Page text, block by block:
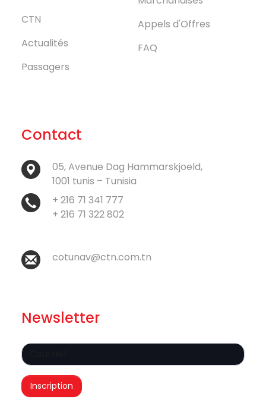
CTN
Actualités
Passagers
Appels d'Offres
FAQ
Contact
05, Avenue Dag Hammarskjoeld,
1001 tunis – Tunisia
+ 216 71 341 777
+ 216 71 322 802
cotunav@ctn.com.tn
Newsletter